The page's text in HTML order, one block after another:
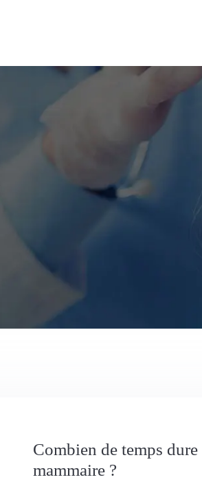
Combien de temps
mammaire ?